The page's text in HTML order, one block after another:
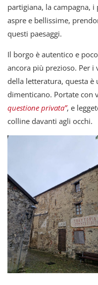
partigiana, la campagna,
aspre e bellissime,
questi paesaggi.
Il borgo è autentico e
ancora più prezioso. Per
della letteratura, questa è
dimenticano. Portate con
questione privata”, e
colline davanti agli occhi.